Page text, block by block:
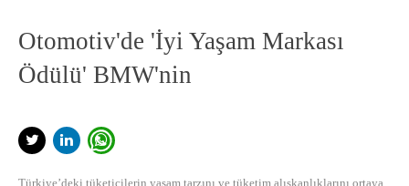
Otomotiv'de 'İyi Yaşam Markası
Ödülü' BMW'nin
Türkiye’deki tüketicilerin yaşam tarzını ve tüketim alışkanlıklarını ortaya